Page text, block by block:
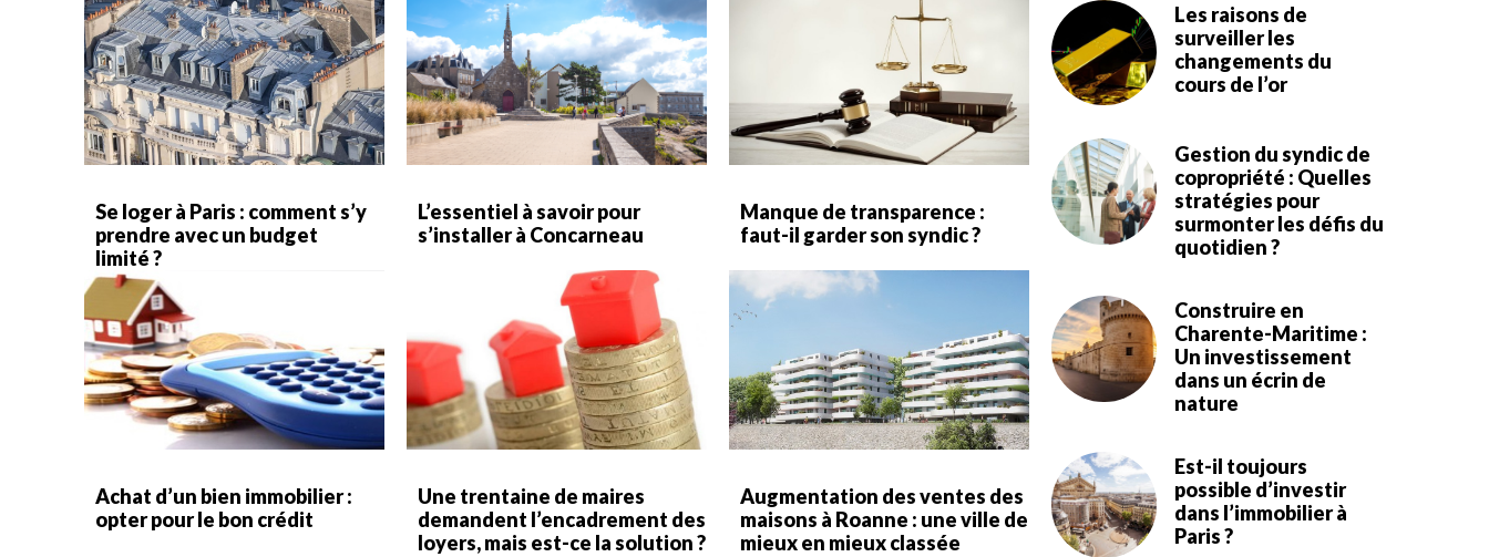
Se loger à Paris : comment s’y
prendre avec un budget
limité ?
L’essentiel à savoir pour
s’installer à Concarneau
Manque de transparence :
faut-il garder son syndic ?
Achat d’un bien immobilier :
opter pour le bon crédit
Une trentaine de maires
demandent l’encadrement des
loyers, mais est-ce la solution ?
Augmentation des ventes des
maisons à Roanne : une ville de
mieux en mieux classée
Les raisons de
surveiller les
changements du
cours de l’or
Gestion du syndic de
copropriété : Quelles
stratégies pour
surmonter les défis du
quotidien ?
Construire en
Charente-Maritime :
Un investissement
dans un écrin de
nature
Est-il toujours
possible d’investir
dans l’immobilier à
Paris ?